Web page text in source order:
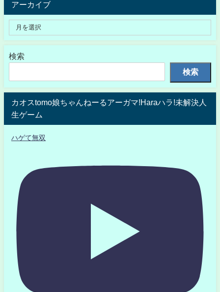
アーカイブ
検索
検索
カオスtomo娘ちゃんねーるアーガマ!Haraハラ!未解決人
生ゲーム
ハゲて無双